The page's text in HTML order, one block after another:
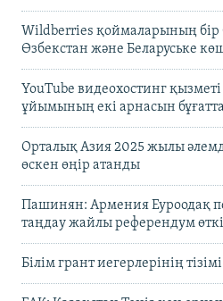
Wildberries қоймаларының бір
Өзбекстан және Беларуське
YouTube видеохостинг
ұйымының екі арнасын
Орталық Азия 2025 жылы
өскен өңір атанды
Пашинян: Армения Еуроодақ
таңдау жайлы референдум
Білім грант иегерлерінің